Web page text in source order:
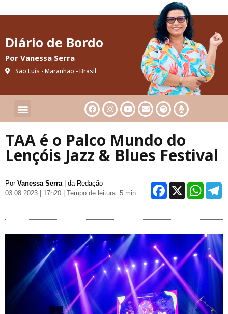
Diário de Bordo
Por Vanessa Serra
São Luís - Maranhão - Brasil
TAA é o Palco Mundo do
Lençóis Jazz & Blues Festival
Por Vanessa Serra| da Redação
03.08.2023 | 17h20
| Tempo de leitura: 5 min X